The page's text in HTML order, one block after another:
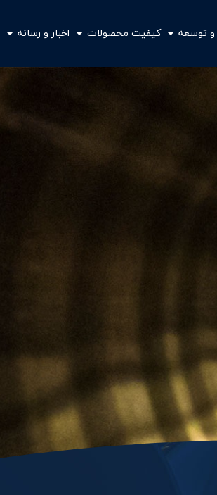
توسعه کیفیت محصولات اخبار و رسانه